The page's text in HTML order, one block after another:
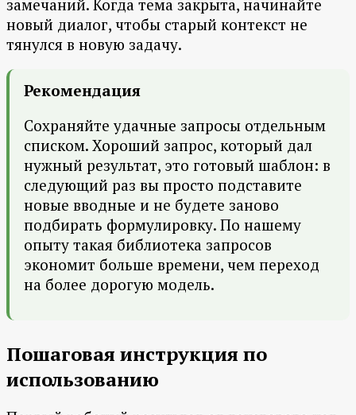
замечаний. Когда тема закрыта, начинайте
новый диалог, чтобы старый контекст не
тянулся в новую задачу.
Рекомендация
Сохраняйте удачные запросы отдельным
списком. Хороший запрос, который дал
нужный результат, это готовый шаблон: в
следующий раз вы просто подставите
новые вводные и не будете заново
подбирать формулировку. По нашему
опыту такая библиотека запросов
экономит больше времени, чем переход
на более дорогую модель.
Пошаговая инструкция по
использованию